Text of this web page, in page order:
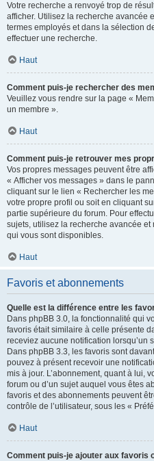
Votre recherche a renvoyé trop de
afficher. Utilisez la recherche avancée
termes employés et dans la sélection
effectuer une recherche.
Haut
Comment puis-je rechercher des
Veuillez vous rendre sur la page «
un membre ».
Haut
Comment puis-je retrouver mes
Vos propres messages peuvent être
« Afficher vos messages » dans le
cliquant sur le lien « Rechercher les
votre propre profil ou soit en cliquant
partie supérieure du forum. Pour
sujets, utilisez la recherche avancée
qui vous sont disponibles.
Haut
Favoris et abonnements
Quelle est la différence entre les
Dans phpBB 3.0, la fonctionnalité qui
favoris était similaire à celle présente
receviez aucune notification lorsqu’un
Dans phpBB 3.3, les favoris sont
pouvez à présent recevoir une
mis à jour. L’abonnement, quant à lui,
forum ou d’un sujet auquel vous êtes
favoris et des abonnements peuvent
contrôle de l’utilisateur, sous les «
Haut
Comment puis-je ajouter aux favoris